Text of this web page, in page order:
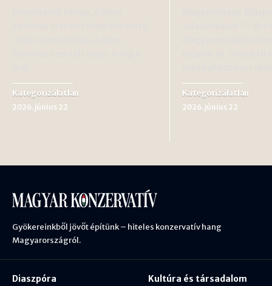
Kategorizálatlan
2026. június 22
Kategorizálatlan
2026. június 22
Gyökereinkből jövőt építünk – hiteles konzervatív hang
Magyarországról.
Diaszpóra
Kultúra és társadalom